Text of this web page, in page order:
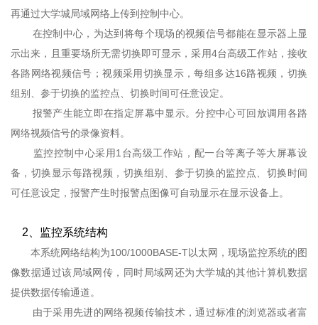
再通过大学城局域网络上传到控制中心。
在控制中心，为达到将每个现场的视频信号都能在显示器上显
示出来，且重要场所无需切换即可显示，采用4台高级工作站，接收
各路网络视频信号；视频采用切换显示，每组多达16路视频，切换
组别、参于切换的监控点、切换时间可任意设定。
报警产生能立即在指定屏幕中显示。分控中心可回放调用各路
网络视频信号的录像资料。
监控控制中心采用1台高级工作站，配一台等离子等大屏幕设
备，切换显示每路视频，切换组别、参于切换的监控点、切换时间
可任意设定，报警产生时报警点图像可自动显示在显示设备上。
2、监控系统结构
本系统网络结构为100/1000BASE-T以太网，现场监控系统的图
像数据通过该局域网传，同时局域网还为大学城的其他计算机数据
提供数据传输通道。
由于采用先进的网络视频传输技术，通过标准的浏览器或者富